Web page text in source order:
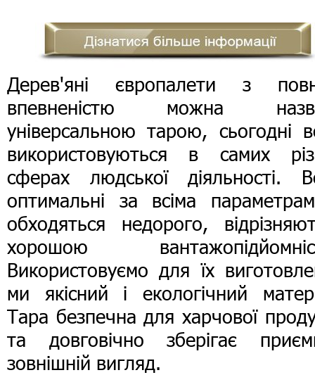
Дерев'яні європалети з
впевненістю можна
універсальною тарою, сьогодні
використовуються в самих
сферах людської діяльності.
оптимальні за всіма
обходяться недорого,
хорошою
Використовуємо для їх
ми якісний і екологічний
Тара безпечна для харчової
та довговічно зберігає
зовнішній вигляд.